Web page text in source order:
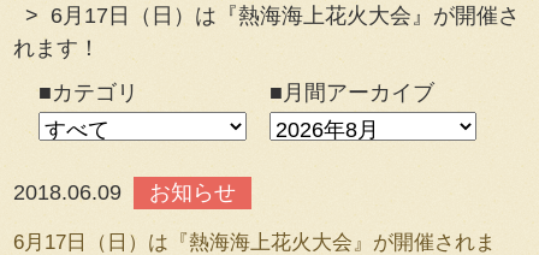
6月17日（日）は『熱海海上花火大会』が開催さ
れます！
■カテゴリ
■月間アーカイブ
2018.06.09 お知らせ
6月17日（日）は『熱海海上花火大会』が開催されま